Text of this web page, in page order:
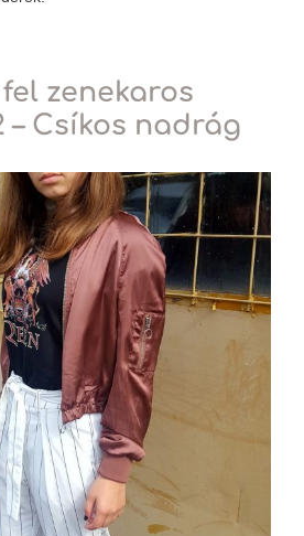
zenekaros
– Csíkos nadrág